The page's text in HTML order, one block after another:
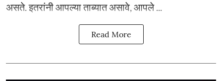
असते. इतरांनी आपल्या ताब्यात असावे, आपले ...
Read More